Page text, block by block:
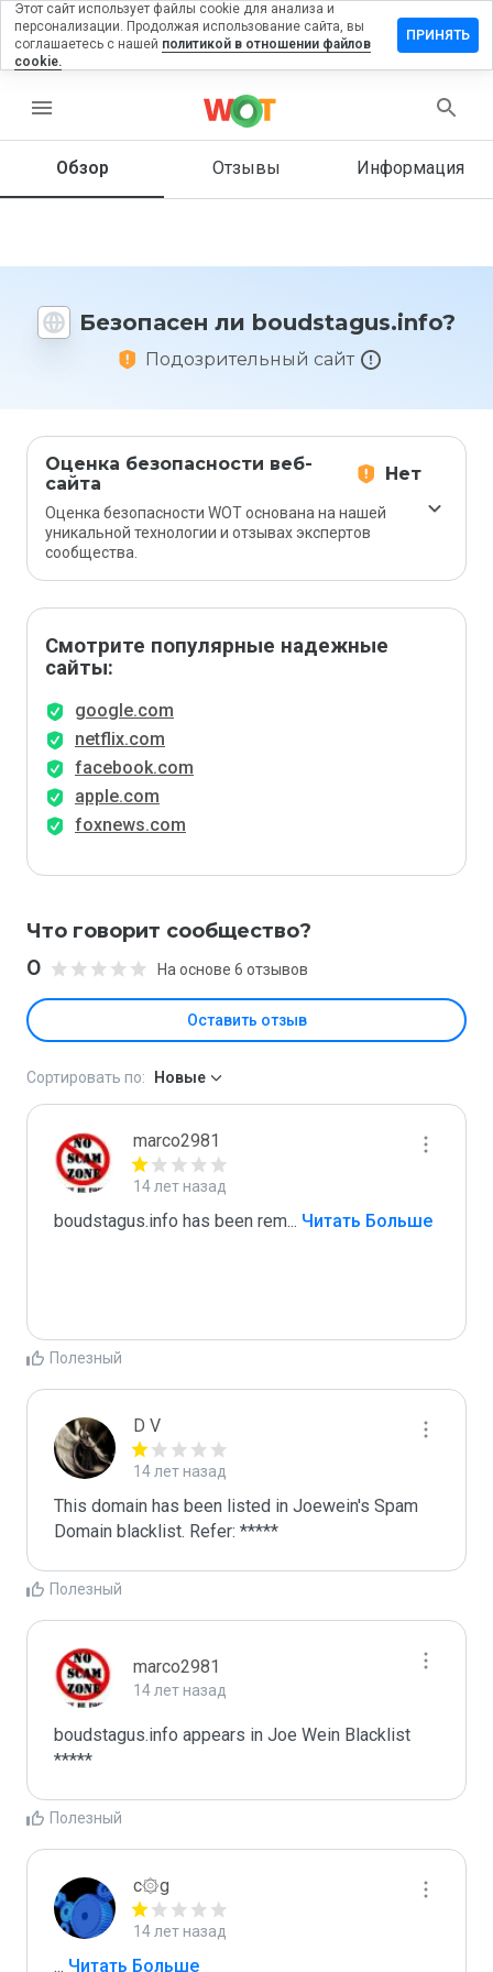
menu
Обзор Отзывы Информация
Безопасен ли boudstagus.info?
Подозрительный сайт
Оценка безопасности веб-
сайта
Нет
Оценка безопасности WOT основана на нашей
уникальной технологии и отзывах экспертов
сообщества.
Смотрите популярные надежные
сайты:
google.com
netflix.com
facebook.com
apple.com
foxnews.com
Что говорит сообщество?
0 На основе 6 отзывов
Оставить отзыв
на
Как бы
этот
1 до 5?
Сортировать по: Новые
marco2981
14 лет назад
boudstagus.info has been rem... Читать Больше
Полезный
D V
14 лет назад
This domain has been listed in Joewein's Spam
Domain blacklist. Refer: *****
Полезный
marco2981
14 лет назад
boudstagus.info appears in Joe Wein Blacklist
*****
Полезный
c۞g
14 лет назад
... Читать Больше
Этот сайт использует файлы cookie для анализа и
персонализации. Продолжая использование сайта, вы
соглашаетесь с нашей политикой в отношении файлов
cookie.
ПРИНЯТЬ